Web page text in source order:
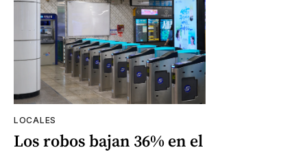
LOCALES
Los robos bajan 36% en el